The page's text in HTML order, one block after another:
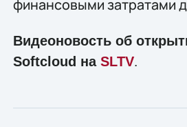
финансовыми затратами
Видеоновость об
Softcloud на SLTV.